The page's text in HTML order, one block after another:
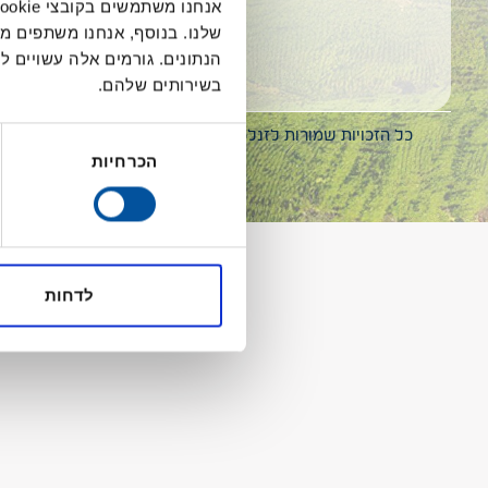
שלנו. בנוסף, אנחנו משתפים
הנתונים. גורמים אלה
בשירותים שלהם.
בחירת
הסכמה
הכרחיות
לדחות
כל הזכויות שמורות לזנלכל | אפיון ועיצוב ע”י